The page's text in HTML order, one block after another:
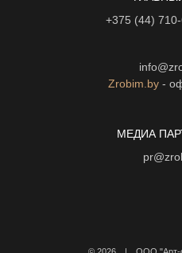
+375 (44)
Zrobim.by -
МЕДИА